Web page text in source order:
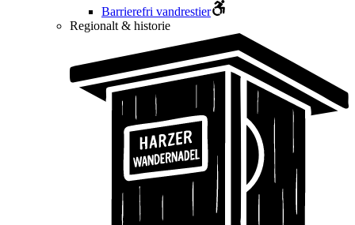
Barrierefri vandrestier
Regionalt & historie